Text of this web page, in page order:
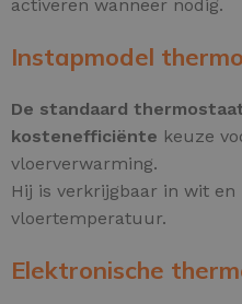
activeren wanneer nodig.
Instapmodel
De standaard
kostenefficiënte keuze
vloerverwarming.
Hij is verkrijgbaar in wit
vloertemperatuur.
Elektronische